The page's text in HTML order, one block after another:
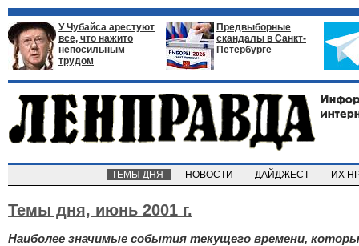
У Чубайса арестуют
все, что нажито
непосильным
трудом
Предвыборные
скандалы в Санкт-
Петербурге
ТЕМЫ ДНЯ НОВОСТИ ДАЙДЖЕСТ ИХ
Темы дня, июнь 2001 г.
Наиболее значимые события текущего времени,